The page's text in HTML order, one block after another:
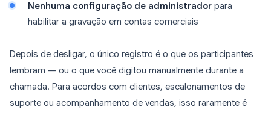
Nenhuma configuração de administrador para
habilitar a gravação em contas comerciais
Depois de desligar, o único registro é o que os participantes
lembram — ou o que você digitou manualmente durante a
chamada. Para acordos com clientes, escalonamentos de
suporte ou acompanhamento de vendas, isso raramente é